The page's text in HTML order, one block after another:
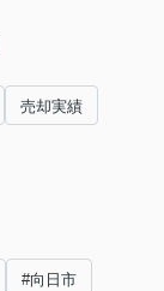
売却実績
#向日市